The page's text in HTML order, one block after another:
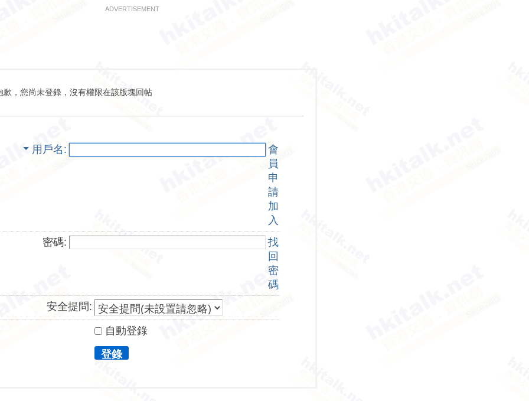
ADVERTISEMENT
歉，您尚未登錄，沒有權限在該版塊回帖
用戶名
會
員
申
請
加
入
密碼:
找
回
密
碼
安全提問:
自動登錄
登錄